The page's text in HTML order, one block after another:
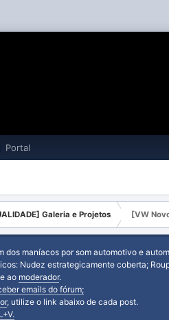
Portal
Galeria e Projetos [VW
maníacos por som automotivo e
Nudez estrategicamente coberta;
ao moderador.
emails do fórum;
, utilize o link abaixo de cada post.